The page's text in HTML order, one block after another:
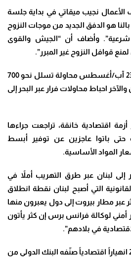
نجيب ميقاتي في بداية جلسة
هو الدفق الجديد من موجات النزوح
وأضاف أن “الجيش والقوى
قوافل النزوح غير المبرر”.
وأحبط الجيش اللبناني في 23 آب/أغسطس محاولة تسلل نحو 700
احباط محاولات فرار عبر البحر إلى
اقتصادية خانقة، تراجعت جراءها
حتى باتوا عاجزين عن توفير أبسط
المواد الأساسية.
إلى لبنان عبر طرق التهريب أملاً في
التي أصبح لبنان نقطة انطلاق
عبر مطار بيروت إلى دول يعبرون منها
لوكالة فرانس برس إن كثر يأتون
في بلادهم”.
ويشهد لبنان أيضاً منذ 2019 انهياراً اقتصادياً صنّفه البنك الدولي من